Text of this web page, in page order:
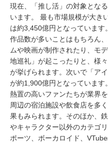
現在、「推し活」の対象とな
います。 最も市場規模が大き
は約3,450億円となっています
作品数が多いことはもちろん
ムや映画が制作されたり、モ
地巡礼」が起こったりと、様
が挙げられます。次いで「ア
が約1,900億円となっていま
熱置の高いファンたちが業界
周辺の宿泊施設や飲食店を多
果もみられます。そのほか、
やキャラクター以外のカテゴ
ポーツ、ボーカロイド、